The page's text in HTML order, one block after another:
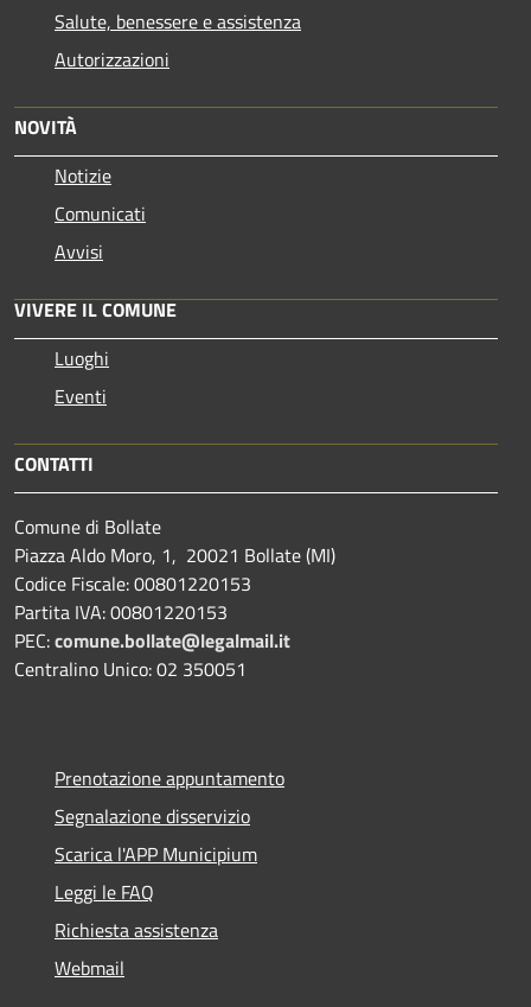
Salute, benessere e assistenza
Autorizzazioni
NOVITÀ
Notizie
Comunicati
Avvisi
VIVERE IL COMUNE
Luoghi
Eventi
CONTATTI
Comune di Bollate
Piazza Aldo Moro, 1, 20021 Bollate (MI)
Codice Fiscale: 00801220153
Partita IVA: 00801220153
PEC:comune.bollate@legalmail.it
Centralino Unico: 02 350051
Prenotazione appuntamento
Segnalazione disservizio
Scarica l'APP Municipium
Leggi le FAQ
Richiesta assistenza
Webmail